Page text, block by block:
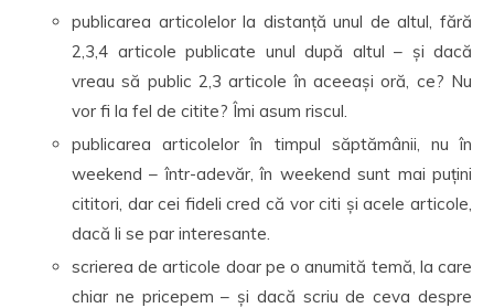
publicarea articolelor la distanță unul de altul, fără
2,3,4 articole publicate unul după altul – și dacă
vreau să public 2,3 articole în aceeași oră, ce? Nu
vor fi la fel de citite? Îmi asum riscul.
publicarea articolelor în timpul săptămânii, nu în
weekend – într-adevăr, în weekend sunt mai puțini
cititori, dar cei fideli cred că vor citi și acele articole,
dacă li se par interesante.
scrierea de articole doar pe o anumită temă, la care
chiar ne pricepem – și dacă scriu de ceva despre